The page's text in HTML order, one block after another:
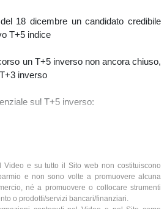
18 dicembre un candidato credibile
T+5 indice
un T+5 inverso non ancora chiuso,
inverso
sul T+5 inverso:
vincolo
Video e su tutto il Sito web non costituiscono
e non sono volte a promuovere alcuna
né a promuovere o collocare strumenti
o prodotti/servizi bancari/finanziari.